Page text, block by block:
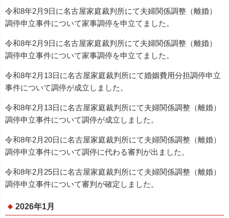
令和8年2月9日に名古屋家庭裁判所にて夫婦関係調整（離婚）
調停申立事件について家事調停を申立てました。
令和8年2月9日に名古屋家庭裁判所にて夫婦関係調整（離婚）
調停申立事件について家事調停を申立てました。
令和8年2月13日に名古屋家庭裁判所にて婚姻費用分担調停申立
事件について調停が成立しました。
令和8年2月13日に名古屋家庭裁判所にて夫婦関係調整（離婚）
調停申立事件について調停が成立しました。
令和8年2月20日に名古屋家庭裁判所にて夫婦関係調整（離婚）
調停申立事件について調停に代わる審判が出ました。
令和8年2月25日に名古屋家庭裁判所にて夫婦関係調整（離婚）
調停申立事件について審判が確定しました。
2026年1月